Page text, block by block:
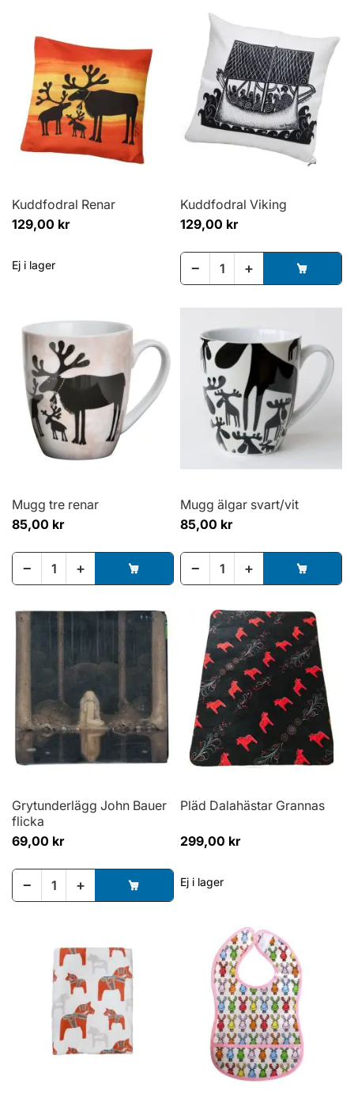
Kuddfodral Renar
129,00 kr
Ej i lager
Kuddfodral Viking
129,00 kr
− +
Mugg tre renar
85,00 kr
− +
Mugg älgar svart/vit
85,00 kr
− +
Grytunderlägg John Bauer
flicka
69,00 kr
− +
Pläd Dalahästar Grannas
299,00 kr
Ej i lager